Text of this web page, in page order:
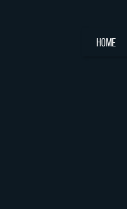
HOME